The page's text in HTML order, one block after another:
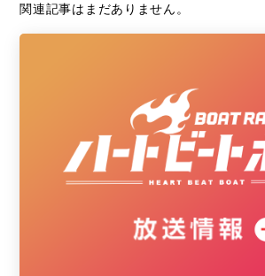
関連記事はまだありません。